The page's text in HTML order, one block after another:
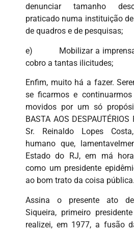
denunciar tamanho
praticado numa instituição
de quadros e de pesquisas;
e) Mobilizar a imprensa
cobro a tantas ilicitudes;
Enfim, muito há a fazer.
se ficarmos e
movidos por um só
BASTA AOS DESPAUTÉRIOS
Sr. Reinaldo Lopes
humano que,
Estado do RJ, em má
como um presidente
ao bom trato da coisa pública.
Assina o presente ato
Siqueira, primeiro
realizei, em 1977, a fusão